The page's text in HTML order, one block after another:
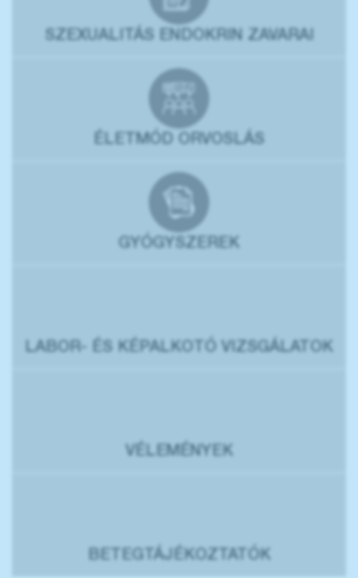
SZEXUALITÁS ENDOKRIN ZAVARAI
ÉLETMÓD ORVOSLÁS
GYÓGYSZEREK
LABOR- ÉS KÉPALKOTÓ VIZSGÁLATOK
VÉLEMÉNYEK
BETEGTÁJÉKOZTATÓK